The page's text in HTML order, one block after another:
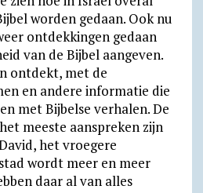
worden gedaan. Ook nu
ontdekkingen gedaan
van de Bijbel aangeven.
ontdekt, met de
en andere informatie die
met Bijbelse verhalen. De
meeste aanspreken zijn
het vroegere
wordt meer en meer
daar al van alles